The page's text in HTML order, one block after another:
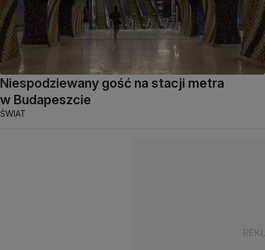
Niespodziewany gość na stacji metra
w Budapeszcie
ŚWIAT